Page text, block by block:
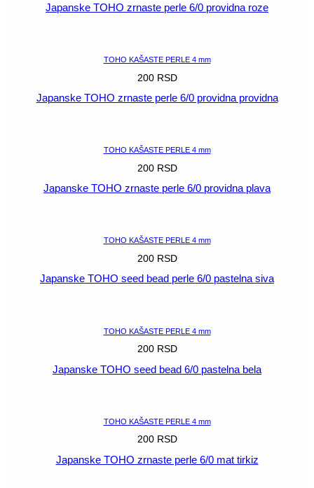
Japanske TOHO zrnaste perle 6/0 providna roze
TOHO KAŠASTE PERLE 4 mm
200 RSD
Japanske TOHO zrnaste perle 6/0 providna providna
TOHO KAŠASTE PERLE 4 mm
200 RSD
Japanske TOHO zrnaste perle 6/0 providna plava
TOHO KAŠASTE PERLE 4 mm
200 RSD
Japanske TOHO seed bead perle 6/0 pastelna siva
TOHO KAŠASTE PERLE 4 mm
200 RSD
Japanske TOHO seed bead 6/0 pastelna bela
TOHO KAŠASTE PERLE 4 mm
200 RSD
Japanske TOHO zrnaste perle 6/0 mat tirkiz